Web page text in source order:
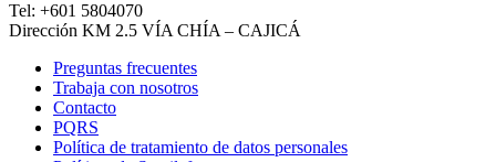
Tel: +601 5804070
Dirección KM 2.5 VÍA CHÍA – CAJICÁ
Preguntas frecuentes
Trabaja con nosotros
Contacto
PQRS
Política de tratamiento de datos personales